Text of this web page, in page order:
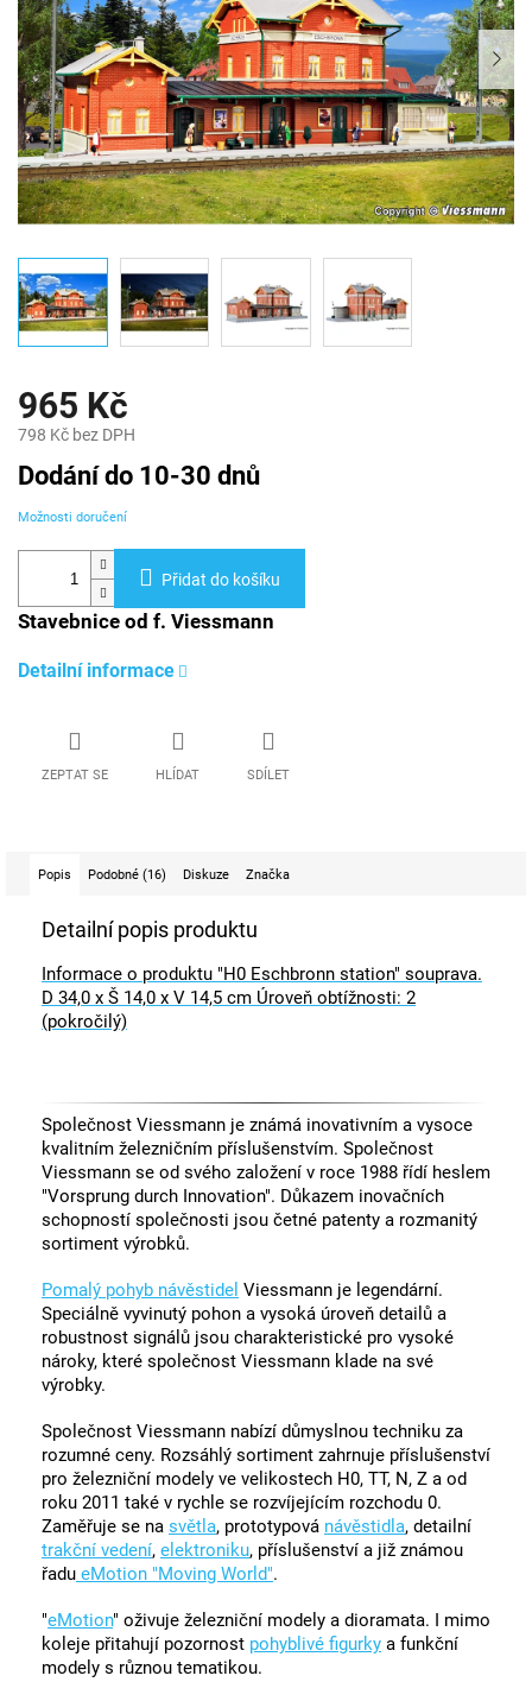
965 Kč
798 Kč bez DPH
Měrná
cena:
Dodání do 10-30 dnů
Možnosti doručení
Přidat do košíku
Stavebnice od f. Viessmann
Detailní informace
ZEPTAT SE HLÍDAT SDÍLET
Popis Podobné (16) Diskuze Značka
Detailní popis produktu
Informace o produktu "H0 Eschbronn station" souprava.
D 34,0 x Š 14,0 x V 14,5 cm Úroveň obtížnosti: 2
(pokročilý)
Společnost Viessmann je známá inovativním a vysoce
kvalitním železničním příslušenstvím. Společnost
Viessmann se od svého založení v roce 1988 řídí heslem
"Vorsprung durch Innovation". Důkazem inovačních
schopností společnosti jsou četné patenty a rozmanitý
sortiment výrobků.
Pomalý pohyb návěstidel Viessmann je legendární.
Speciálně vyvinutý pohon a vysoká úroveň detailů a
robustnost signálů jsou charakteristické pro vysoké
nároky, které společnost Viessmann klade na své
výrobky.
Společnost Viessmann nabízí důmyslnou techniku za
rozumné ceny. Rozsáhlý sortiment zahrnuje příslušenství
pro železniční modely ve velikostech H0, TT, N, Z a od
roku 2011 také v rychle se rozvíjejícím rozchodu 0.
Zaměřuje se na světla, prototypová návěstidla, detailní
trakční vedení, elektroniku, příslušenství a již známou
řadu eMotion "Moving World".
"eMotion" oživuje železniční modely a dioramata. I mimo
koleje přitahují pozornost pohyblivé figurky a funkční
modely s různou tematikou.